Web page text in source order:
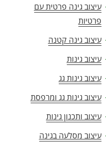
עיצוב גינה פרטית עם
פרטיות
עיצוב גינה קטנה
עיצוב גינות
עיצוב גינות גג
עיצוב גינות גג ומרפסת
עיצוב ותכנון גינות
עיצוב מסלעה בגינה